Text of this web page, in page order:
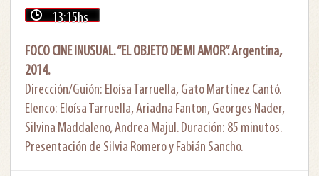
13:15hs
FOCO CINE INUSUAL. “EL OBJETO DE MI AMOR”. Argentina,
2014.
Dirección/Guión: Eloísa Tarruella, Gato Martínez Cantó.
Elenco: Eloísa Tarruella, Ariadna Fanton, Georges Nader,
Silvina Maddaleno, Andrea Majul. Duración: 85 minutos.
Presentación de Silvia Romero y Fabián Sancho.